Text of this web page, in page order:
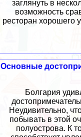
заглянуть в
возможность
ресторан хорошего
Основные
Болгария
Неудивительно,
побывать в этой
полуострова. К